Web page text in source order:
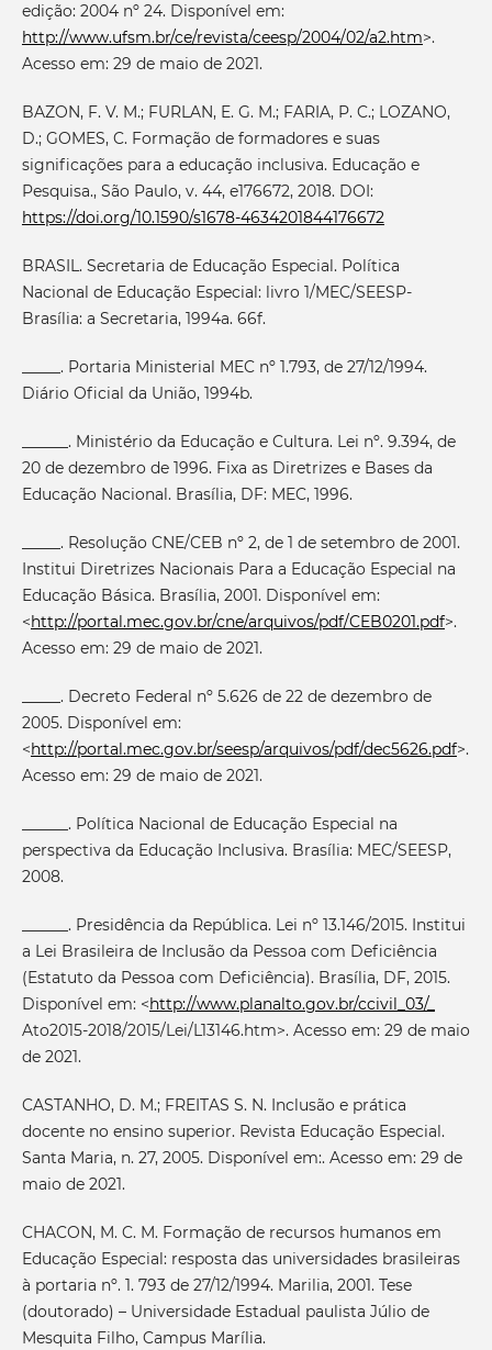
edição: 2004 nº 24. Disponível em:
http://www.ufsm.br/ce/revista/ceesp/2004/02/a2.htm>.
Acesso em: 29 de maio de 2021.
BAZON, F. V. M.; FURLAN, E. G. M.; FARIA, P. C.; LOZANO,
D.; GOMES, C. Formação de formadores e suas
significações para a educação inclusiva. Educação e
Pesquisa., São Paulo, v. 44, e176672, 2018. DOI:
https://doi.org/10.1590/s1678-4634201844176672
BRASIL. Secretaria de Educação Especial. Política
Nacional de Educação Especial: livro 1/MEC/SEESP-
Brasília: a Secretaria, 1994a. 66f.
_____. Portaria Ministerial MEC nº 1.793, de 27/12/1994.
Diário Oficial da União, 1994b.
______. Ministério da Educação e Cultura. Lei nº. 9.394, de
20 de dezembro de 1996. Fixa as Diretrizes e Bases da
Educação Nacional. Brasília, DF: MEC, 1996.
_____. Resolução CNE/CEB nº 2, de 1 de setembro de 2001.
Institui Diretrizes Nacionais Para a Educação Especial na
Educação Básica. Brasília, 2001. Disponível em:
<http://portal.mec.gov.br/cne/arquivos/pdf/CEB0201.pdf>.
Acesso em: 29 de maio de 2021.
_____. Decreto Federal nº 5.626 de 22 de dezembro de
2005. Disponível em:
<http://portal.mec.gov.br/seesp/arquivos/pdf/dec5626.pdf>.
Acesso em: 29 de maio de 2021.
______. Política Nacional de Educação Especial na
perspectiva da Educação Inclusiva. Brasília: MEC/SEESP,
2008.
______. Presidência da República. Lei nº 13.146/2015. Institui
a Lei Brasileira de Inclusão da Pessoa com Deficiência
(Estatuto da Pessoa com Deficiência). Brasília, DF, 2015.
Disponível em: <http://www.planalto.gov.br/ccivil_03/_
Ato2015-2018/2015/Lei/L13146.htm>. Acesso em: 29 de maio
de 2021.
CASTANHO, D. M.; FREITAS S. N. Inclusão e prática
docente no ensino superior. Revista Educação Especial.
Santa Maria, n. 27, 2005. Disponível em:. Acesso em: 29 de
maio de 2021.
CHACON, M. C. M. Formação de recursos humanos em
Educação Especial: resposta das universidades brasileiras
à portaria nº. 1. 793 de 27/12/1994. Marilia, 2001. Tese
(doutorado) – Universidade Estadual paulista Júlio de
Mesquita Filho, Campus Marília.